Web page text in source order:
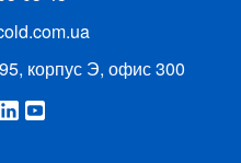
корпус Э, офис 300